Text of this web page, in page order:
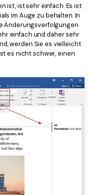
benötigen.
einfachsten PDF-Tools
ist, ist sehr einfach. Es ist
im Auge zu behalten. In
Änderungsverfolgungen
einfach und daher sehr
werden Sie es vielleicht
es nicht schwer, einen